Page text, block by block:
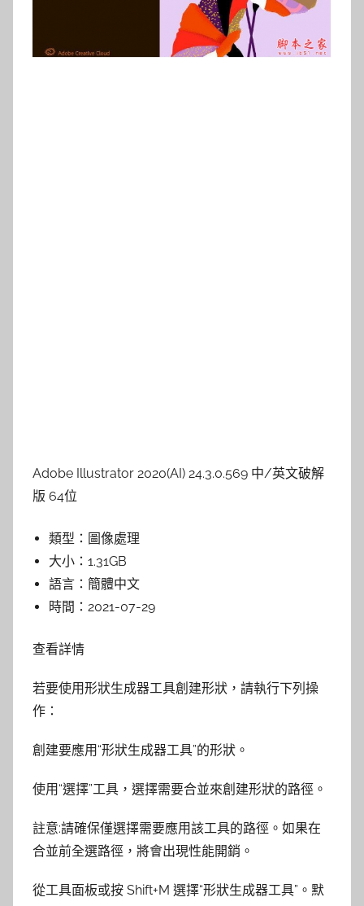
Adobe Illustrator 2020(AI) 24.3.0.569 中/英文破解
版 64位
類型： 圖像處理
大小： 1.31GB
語言： 簡體中文
時間： 2021-07-29
查看詳情
若要使用形狀生成器工具創建形狀，請執行下列操
作：
創建要應用“形狀生成器工具”的形狀。
使用“選擇”工具，選擇需要合並來創建形狀的路徑。
註意:請確保僅選擇需要應用該工具的路徑。如果在
合並前全選路徑，將會出現性能開銷。
從工具面板或按 Shift+M 選擇“形狀生成器工具”。默